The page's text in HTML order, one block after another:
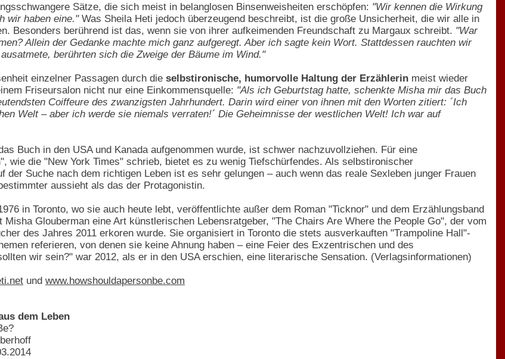
Sätze, die sich meist in belanglosen Binsenweisheiten erschöpfen: "Wir kennen die Wirkung
wir haben eine."Was Sheila Heti jedoch überzeugend beschreibt, ist die große Unsicherheit, die wir alle in
Besonders berührend ist das, wenn sie von ihrer aufkeimenden Freundschaft zu Margaux schreibt. "War
Allein der Gedanke machte mich ganz aufgeregt. Aber ich sagte kein Wort. Stattdessen rauchten wir
berührten sich die Zweige der Bäume im Wind."
einzelner Passagen durch die selbstironische, humorvolle Haltung der Erzählerin meist wieder
Friseursalon nicht nur eine Einkommensquelle: "Als ich Geburtstag hatte, schenkte Misha mir das Buch
Coiffeure des zwanzigsten Jahrhundert. Darin wird einer von ihnen mit den Worten zitiert: ´Ich
Welt – aber ich werde sie niemals verraten!´ Die Geheimnisse der westlichen Welt! Ich war auf
Buch in den USA und Kanada aufgenommen wurde, ist schwer nachzuvollziehen. Für eine
wie die "New York Times" schrieb, bietet es zu wenig Tiefschürfendes. Als selbstironischer
der Suche nach dem richtigen Leben ist es sehr gelungen – auch wenn das reale Sexleben junger Frauen
aussieht als das der Protagonistin.
in Toronto, wo sie auch heute lebt, veröffentlichte außer dem Roman "Ticknor" und dem Erzählungsband
Glouberman eine Art künstlerischen Lebensratgeber, "The Chairs Are Where the People Go", der vom
des Jahres 2011 erkoren wurde. Sie organisiert in Toronto die stets ausverkauften "Trampoline Hall"-
referieren, von denen sie keine Ahnung haben – eine Feier des Exzentrischen und des
wir sein?" war 2012, als er in den USA erschien, eine literarische Sensation. (Verlagsinformationen)
und www.howshouldapersonbe.com
dem Leben